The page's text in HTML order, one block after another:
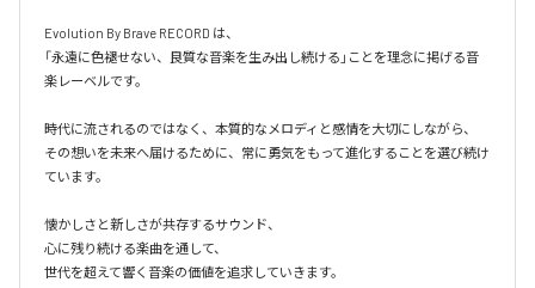
Evolution By Brave RECORD は、
「永遠に色褪せない、良質な音楽を生み出し続ける」ことを理念に掲げる音
楽レーベルです。
時代に流されるのではなく、本質的なメロディと感情を大切にしながら、
その想いを未来へ届けるために、常に勇気をもって進化することを選び続け
ています。
懐かしさと新しさが共存するサウンド、
心に残り続ける楽曲を通して、
世代を超えて響く音楽の価値を追求していきます。